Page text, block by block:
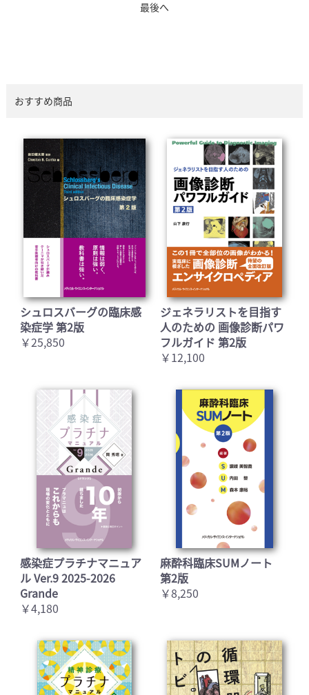
最後へ
おすすめ商品
シュロスバーグの臨床感
染症学 第2版
￥25,850
ジェネラリストを目指す
人のための 画像診断パワ
フルガイド 第2版
￥12,100
感染症プラチナマニュア
ル Ver.9 2025-2026
Grande
￥4,180
麻酔科臨床SUMノート
第2版
￥8,250